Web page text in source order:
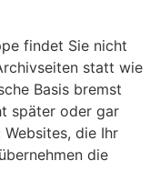
findet Sie nicht
statt wie
Basis bremst
später oder gar
die Ihr
die